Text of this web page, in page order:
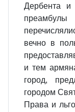
Дербента и
вечно в
и тем
город,
городом
Права и